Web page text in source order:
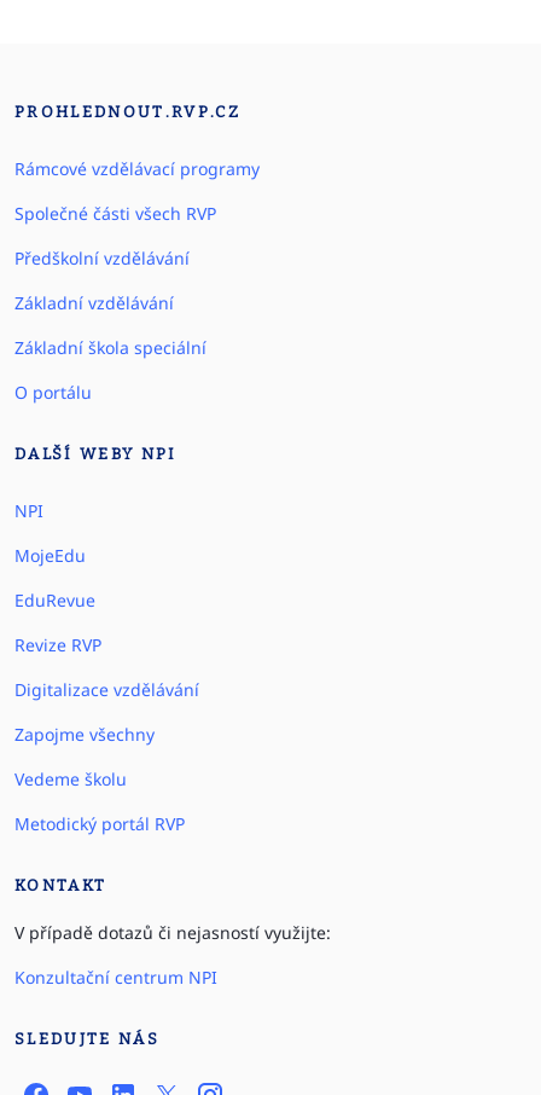
PROHLEDNOUT.RVP.CZ
Rámcové vzdělávací programy
Společné části všech RVP
Předškolní vzdělávání
Základní vzdělávání
Základní škola speciální
O portálu
DALŠÍ WEBY NPI
NPI
MojeEdu
EduRevue
Revize RVP
Digitalizace vzdělávání
Zapojme všechny
Vedeme školu
Metodický portál RVP
KONTAKT
V případě dotazů či nejasností využijte:
Konzultační centrum NPI
SLEDUJTE NÁS